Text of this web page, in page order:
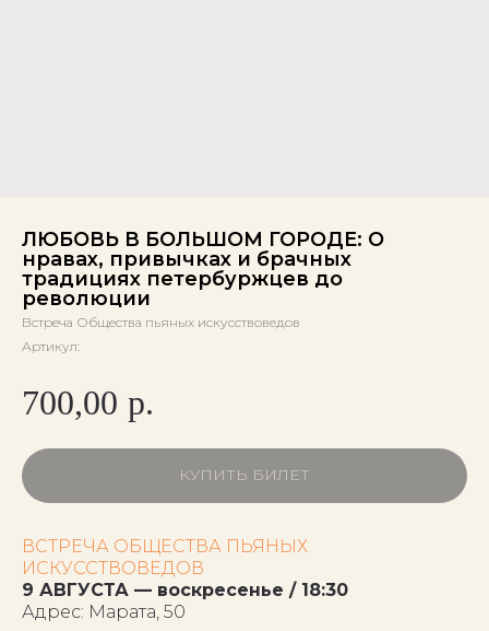
ЛЮБОВЬ В БОЛЬШОМ ГОРОДЕ: О
нравах, привычках и брачных
традициях петербуржцев до
революции
Встреча Общества пьяных искусствоведов
Артикул:
700,00 р.
КУПИТЬ БИЛЕТ
ВСТРЕЧА ОБЩЕСТВА ПЬЯНЫХ
ИСКУССТВОВЕДОВ
9 АВГУСТА — воскресенье / 18:30
Адрес: Марата, 50